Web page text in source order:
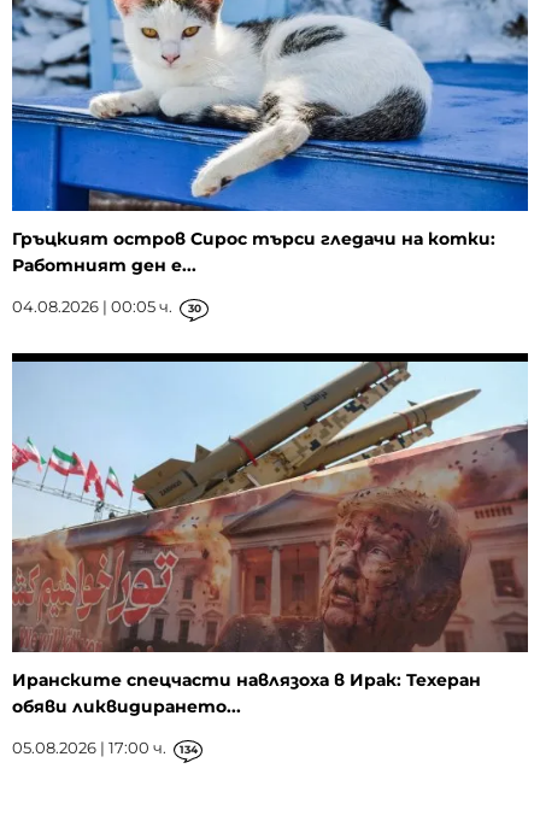
Гръцкият остров Сирос търси гледачи на котки:
Работният ден е...
04.08.2026 | 00:05 ч. 30
Иранските спецчасти навлязоха в Ирак: Техеран
обяви ликвидирането...
05.08.2026 | 17:00 ч. 134